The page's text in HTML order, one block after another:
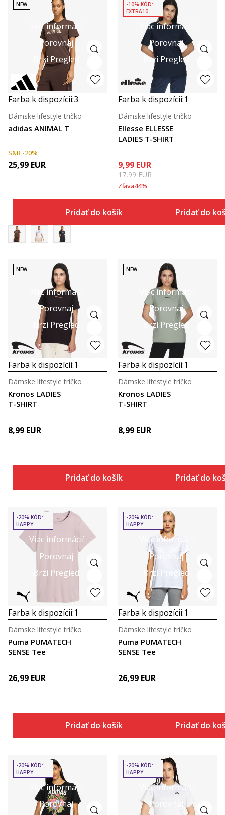
Viac informácií
Porovnaj
Brzi Pregled
NEW
Farba k dispozícii:3
adidas ANIMAL T
Dámske lifestyle tričko
S&B -20%
25,99 EUR
Pridať do košíka
Viac informácií
Porovnaj
Brzi Pregled
-10% KÓD:
EXTRA10
Farba k dispozícii:1
Ellesse ELLESSE
LADIES T-SHIRT
Dámske lifestyle tričko
9,99 EUR
17,99EUR
Zľava44%
Pridať do
Viac informácií
Porovnaj
Brzi Pregled
NEW
Farba k dispozícii:1
Kronos LADIES
T-SHIRT
Dámske lifestyle tričko
8,99 EUR
Pridať do košíka
Viac informácií
Porovnaj
Brzi Pregled
NEW
Farba k dispozícii:1
Kronos LADIES
T-SHIRT
Dámske lifestyle tričko
8,99 EUR
Pridať do
Viac informácií
Porovnaj
Brzi Pregled
-20% KÓD:
HAPPY
Farba k dispozícii:1
Puma PUMATECH
SENSE Tee
Dámske lifestyle tričko
26,99 EUR
Pridať do košíka
Viac informácií
Porovnaj
Brzi Pregled
-20% KÓD:
HAPPY
Farba k dispozícii:1
Puma PUMATECH
SENSE Tee
Dámske lifestyle tričko
26,99 EUR
Pridať do
Viac informácií
Porovnaj
-20% KÓD:
HAPPY
Viac informácií
Porovnaj
-20% KÓD:
HAPPY